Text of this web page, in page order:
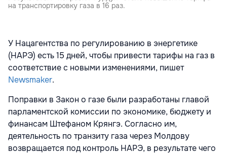
на транспортировку газа в 16 раз.
У Нацагентства по регулированию в энергетике
(НАРЭ) есть 15 дней, чтобы привести тарифы на газ в
соответствие с новыми изменениями, пишет
Newsmaker.
Поправки в Закон о газе были разработаны главой
парламентской комиссии по экономике, бюджету и
финансам Штефаном Крянгэ. Согласно им,
деятельность по транзиту газа через Молдову
возвращается под контроль НАРЭ, в результате чего